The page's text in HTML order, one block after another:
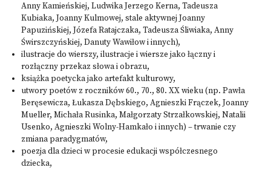
Anny Kamieńskiej, Ludwika Jerzego Kerna, Tadeusza
Kubiaka, Joanny Kulmowej, stale aktywnej Joanny
Papuzińskiej, Józefa Ratajczaka, Tadeusza Śliwiaka, Anny
Świrszczyńskiej, Danuty Wawiłow i innych),
ilustracje do wierszy, ilustracje i wiersze jako łączny i
rozłączny przekaz słowa i obrazu,
książka poetycka jako artefakt kulturowy,
utwory poetów z roczników 60., 70., 80. XX wieku (np. Pawła
Beręsewicza, Łukasza Dębskiego, Agnieszki Frączek, Joanny
Mueller, Michała Rusinka, Małgorzaty Strzałkowskiej, Natalii
Usenko, Agnieszki Wolny-Hamkało i innych) – trwanie czy
zmiana paradygmatów,
poezja dla dzieci w procesie edukacji współczesnego
dziecka,